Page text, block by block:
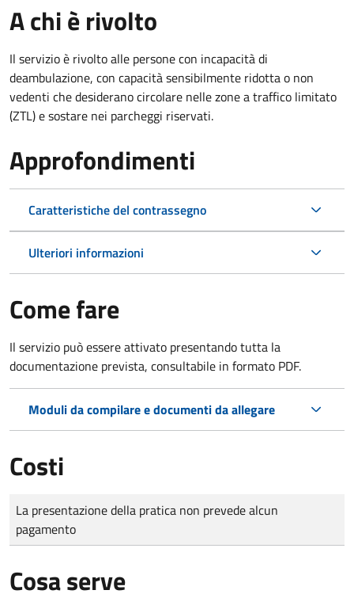
A chi è rivolto
Il servizio è rivolto alle persone con incapacità di
deambulazione, con capacità sensibilmente ridotta o non
vedenti che desiderano circolare nelle zone a traffico limitato
(ZTL) e sostare nei parcheggi riservati.
Approfondimenti
Caratteristiche del contrassegno
Ulteriori informazioni
Come fare
Il servizio può essere attivato presentando tutta la
documentazione prevista, consultabile in formato PDF.
Moduli da compilare e documenti da allegare
Costi
Tipo di pagamento
Importo
La presentazione della pratica non prevede alcun
pagamento
Cosa serve